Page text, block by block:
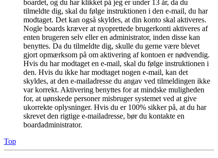
boardet, og du har klikket på jeg er under 13 år, da du
tilmeldte dig, skal du følge instruktionen i den e-mail, du har
modtaget. Det kan også skyldes, at din konto skal aktiveres.
Nogle boards kræver at nyoprettede brugerkonti aktiveres af
enten brugeren selv eller en administrator, inden disse kan
benyttes. Da du tilmeldte dig, skulle du gerne være blevet
gjort opmærksom på om aktivering af kontoen er nødvendig.
Hvis du har modtaget en e-mail, skal du følge instruktionen i
den. Hvis du ikke har modtaget nogen e-mail, kan det
skyldes, at den e-mailadresse du angav ved tilmeldingen ikke
var korrekt. Aktivering benyttes for at mindske muligheden
for, at uønskede personer misbruger systemet ved at give
ukorrekte oplysninger. Hvis du er 100% sikker på, at du har
skrevet den rigtige e-mailadresse, bør du kontakte en
boardadministrator.
Top